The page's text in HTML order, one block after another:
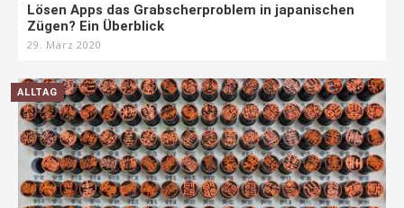
Lösen Apps das Grabscherproblem in japanischen
Zügen? Ein Überblick
29. März 2020
ALLTAG